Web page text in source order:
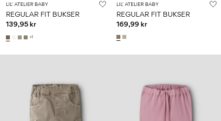
LIL' ATELIER BABY
REGULAR FIT BUKSER
139,95 kr
+1
LIL' ATELIER BABY
REGULAR FIT BUKSER
169,99 kr